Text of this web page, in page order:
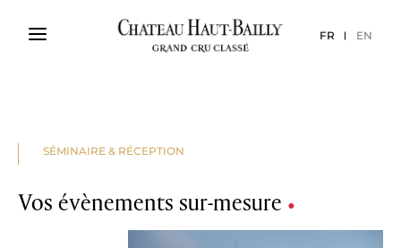
FR EN
SÉMINAIRE & RÉCEPTION
Vos évènements sur-mesure •